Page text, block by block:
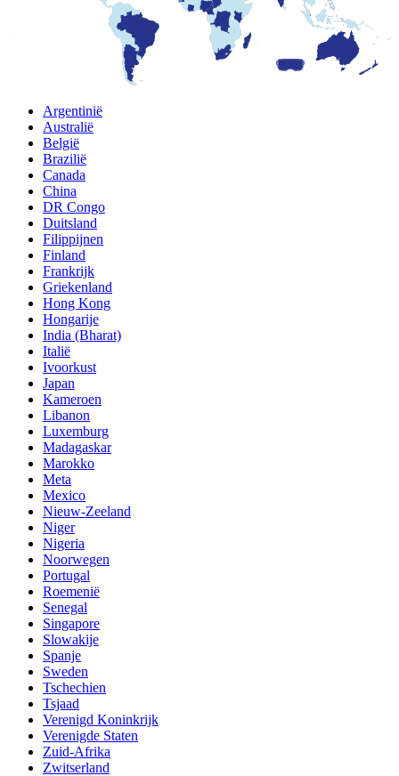
Argentinië
Australië
België
Brazilië
Canada
China
DR Congo
Duitsland
Filippijnen
Finland
Frankrijk
Griekenland
Hong Kong
Hongarije
India (Bharat)
Italië
Ivoorkust
Japan
Kameroen
Libanon
Luxemburg
Madagaskar
Marokko
Meta
Mexico
Nieuw-Zeeland
Niger
Nigeria
Noorwegen
Portugal
Roemenië
Senegal
Singapore
Slowakije
Spanje
Sweden
Tschechien
Tsjaad
Verenigd Koninkrijk
Verenigde Staten
Zuid-Afrika
Zwitserland